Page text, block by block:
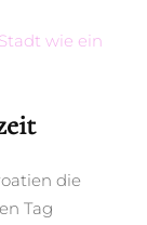
wie ein
die
Tag